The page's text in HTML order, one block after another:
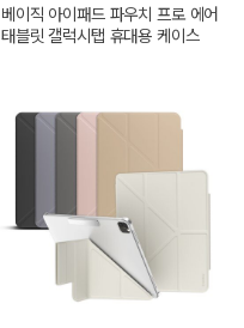
베이직 아이패드 파우치 프로 에어
태블릿 갤럭시탭 휴대용 케이스